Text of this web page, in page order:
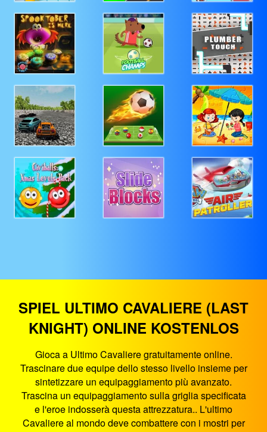
SPIEL ULTIMO CAVALIERE (LAST
KNIGHT) ONLINE KOSTENLOS
Gioca a Ultimo Cavaliere gratuitamente online.
Trascinare due equipe dello stesso livello insieme per
sintetizzare un equipaggiamento più avanzato.
Trascina un equipaggiamento sulla griglia specificata
e l'eroe indosserà questa attrezzatura.. L'ultimo
Cavaliere al mondo deve combattere con i mostri per